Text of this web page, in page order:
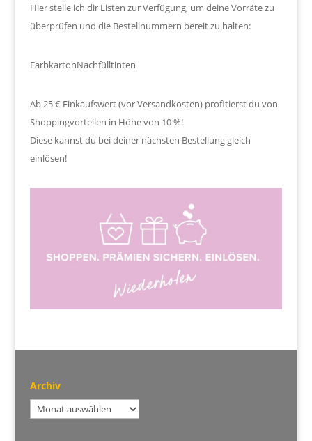
Hier stelle ich dir Listen zur Verfügung, um deine Vorräte zu
überprüfen und die Bestellnummern bereit zu halten:
FarbkartonNachfülltinten
Ab 25 € Einkaufswert (vor Versandkosten) profitierst du von
Shoppingvorteilen in Höhe von 10 %!
Diese kannst du bei deiner nächsten Bestellung gleich
einlösen!
Archiv
Archiv